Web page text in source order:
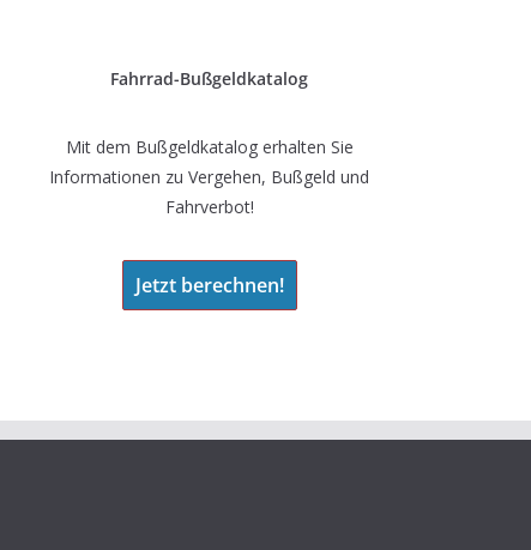
Fahrrad-Bußgeldkatalog
Mit dem Bußgeldkatalog erhalten Sie
Informationen zu Vergehen, Bußgeld und
Fahrverbot!
Jetzt berechnen!